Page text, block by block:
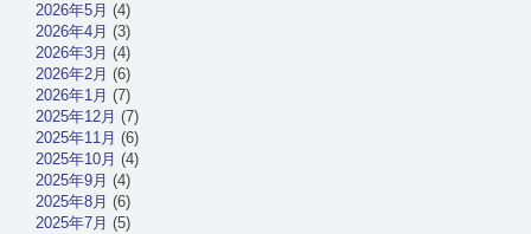
2026年5月 (4)
2026年4月 (3)
2026年3月 (4)
2026年2月 (6)
2026年1月 (7)
2025年12月 (7)
2025年11月 (6)
2025年10月 (4)
2025年9月 (4)
2025年8月 (6)
2025年7月 (5)